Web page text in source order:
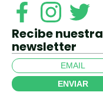
Recibe nuestra
newsletter
ENVIAR